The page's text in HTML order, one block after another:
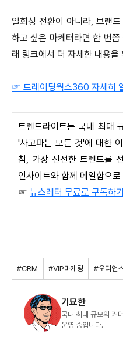
일회성 전환이 아니라, 브랜
하고 싶은 마케터라면 한 번
래 링크에서 더 자세한 내용을
☞ 트레이딩웍스360 자세히
트렌드라이트는 국내 최대
'사고파는 모든 것'에 대한
침, 가장 신선한 트렌드를
인사이트와 함께 메일함으
☞ 뉴스레터 무료로 구독하기
#CRM #VIP마케팅 #오디언
기묘한
국내 최대 규모의 커머스 버티컬 뉴스
운영 중입니다.